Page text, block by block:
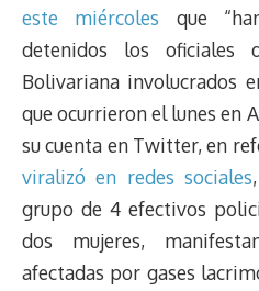
este miércoles que
detenidos los oficiales
Bolivariana involucrados
que ocurrieron el lunes en
su cuenta en Twitter, en
viralizó en redes sociales
grupo de 4 efectivos
dos mujeres,
afectadas por gases